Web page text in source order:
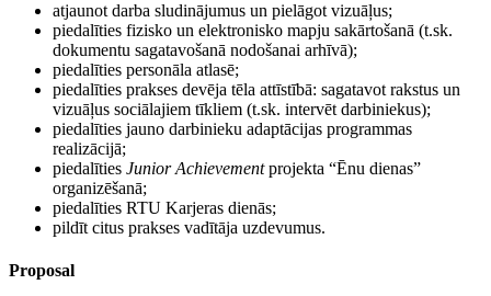
atjaunot darba sludinājumus un pielāgot vizuāļus;
piedalīties fizisko un elektronisko mapju sakārtošanā (t.sk.
dokumentu sagatavošanā nodošanai arhīvā);
piedalīties personāla atlasē;
piedalīties prakses devēja tēla attīstībā: sagatavot rakstus un
vizuāļus sociālajiem tīkliem (t.sk. intervēt darbiniekus);
piedalīties jauno darbinieku adaptācijas programmas
realizācijā;
piedalīties Junior Achievementprojekta “Ēnu dienas”
organizēšanā;
piedalīties RTU Karjeras dienās;
pildīt citus prakses vadītāja uzdevumus.
Proposal